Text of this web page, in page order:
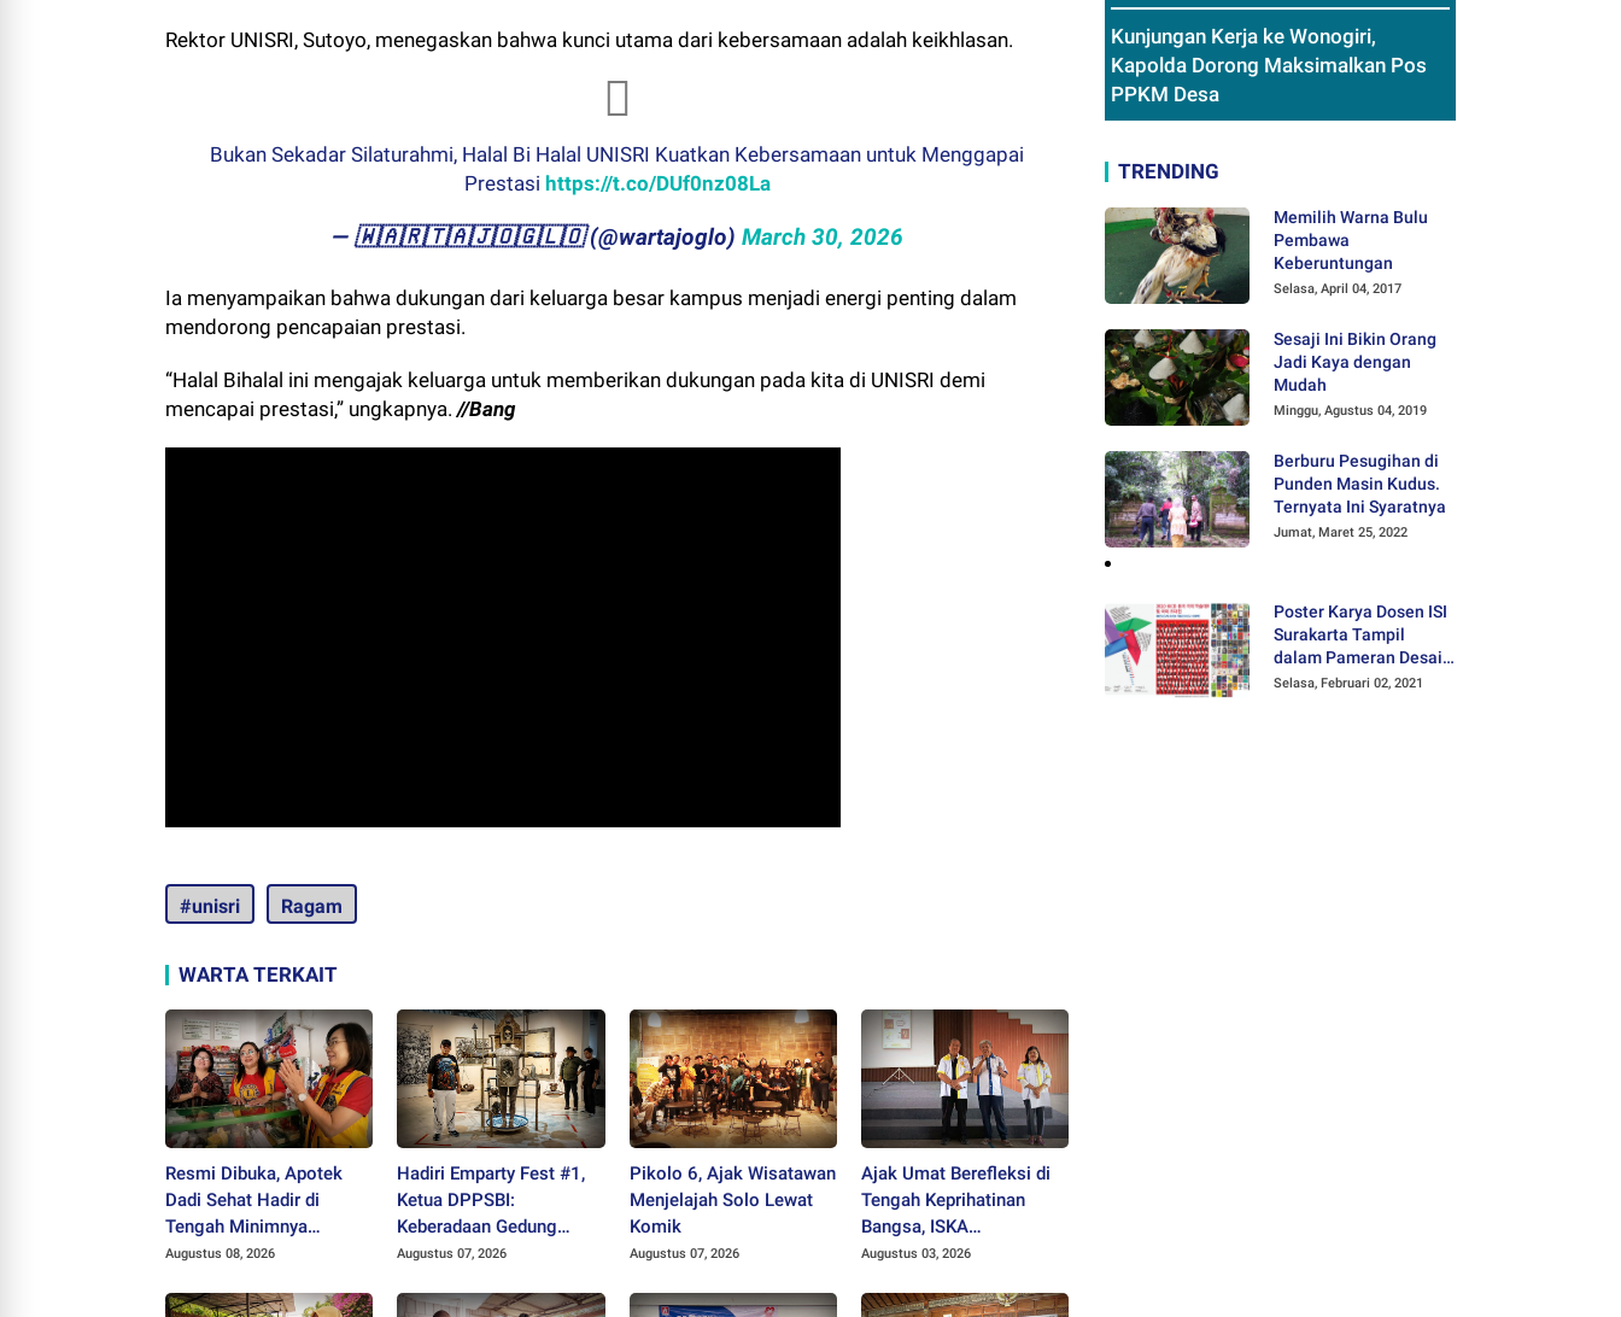
Rektor UNISRI, Sutoyo, menegaskan bahwa kunci utama dari kebersamaan adalah keikhlasan.
Bukan Sekadar Silaturahmi, Halal Bi Halal UNISRI Kuatkan Kebersamaan untuk Menggapai
Prestasi https://t.co/DUf0nz08La
— ​🇼​​🇦​​🇷​​🇹​​🇦​​🇯​​🇴​​🇬​​🇱​​🇴 (@wartajoglo) March 30, 2026
Ia menyampaikan bahwa dukungan dari keluarga besar kampus menjadi energi penting dalam
mendorong pencapaian prestasi.
“Halal Bihalal ini mengajak keluarga untuk memberikan dukungan pada kita di UNISRI demi
mencapai prestasi,” ungkapnya.//Bang
#unisri Ragam
WARTA TERKAIT
Resmi Dibuka, Apotek
Dadi Sehat Hadir di
Tengah Minimnya
Fasilitas Kesehatan
Augustus 08, 2026
Hadiri Emparty Fest #1,
Ketua DPPSBI:
Keberadaan Gedung
Kesenian di Solo Sangat
Augustus 07, 2026
Pikolo 6, Ajak Wisatawan
Menjelajah Solo Lewat
Komik
Augustus 07, 2026
Ajak Umat Berefleksi di
Tengah Keprihatinan
Bangsa, ISKA
Karanganyar akan Gelar
Augustus 03, 2026
Kunjungan Kerja ke Wonogiri,
Kapolda Dorong Maksimalkan Pos
PPKM Desa
TRENDING
Memilih Warna Bulu
Pembawa
Keberuntungan
Selasa, April 04, 2017
Sesaji Ini Bikin Orang
Jadi Kaya dengan
Mudah
Minggu, Agustus 04, 2019
Berburu Pesugihan di
Punden Masin Kudus.
Ternyata Ini Syaratnya
Jumat, Maret 25, 2022
Poster Karya Dosen ISI
Surakarta Tampil
dalam Pameran Desain
Poster Internasional
Selasa, Februari 02, 2021